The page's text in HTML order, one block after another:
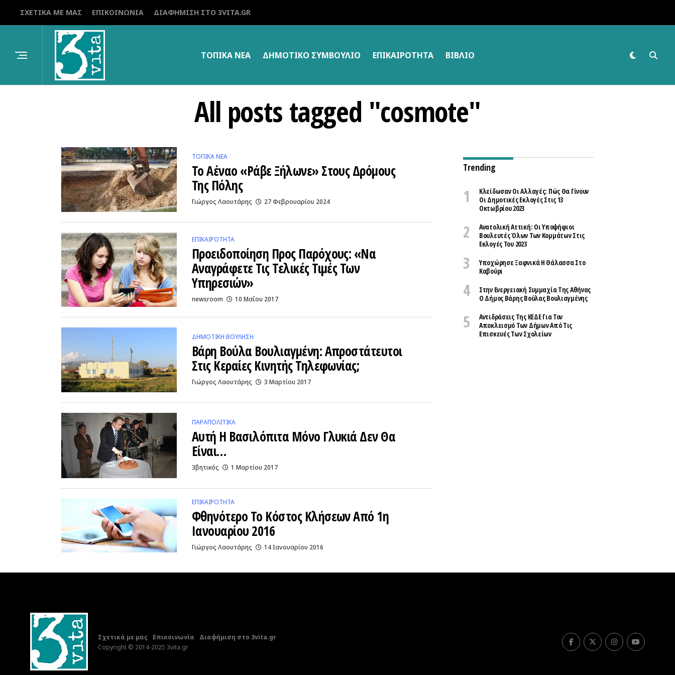
ΣΧΕΤΙΚΆ ΜΕ ΜΑΣ ΕΠΙΚΟΙΝΩΝΊΑ ΔΙΑΦΉΜΙΣΗ ΣΤΟ 3VITA.GR
ΤΟΠΙΚΑ ΝΕΑ ΔΗΜΟΤΙΚΌ ΣΥΜΒΟΎΛΙΟ ΕΠΙΚΑΙΡΌΤΗΤΑ ΒΙΒΛΊΟ
All posts tagged "cosmote"
ΤΟΠΙΚΑ ΝΕΑ
Το Αέναο «ράβε Ξήλωνε» Στους Δρόμους
Της Πόλης
Γιώργος Λαουτάρης 27 Φεβρουαρίου 2024
ΕΠΙΚΑΙΡΌΤΗΤΑ
Προειδοποίηση Προς Παρόχους: «να
Αναγράφετε Τις Τελικές Τιμές Των
Υπηρεσιών»
newsroom 10 Μαΐου 2017
ΔΗΜΟΤΙΚΉ ΒΟΎΛΗΣΗ
Βάρη Βούλα Βουλιαγμένη: Απροστάτευτοι
Στις Κεραίες Κινητής Τηλεφωνίας;
Γιώργος Λαουτάρης 3 Μαρτίου 2017
ΠΑΡΑΠΟΛΙΤΙΚΆ
Αυτή Η Βασιλόπιτα Μόνο Γλυκιά Δεν Θα
Είναι…
3βητικός 1 Μαρτίου 2017
ΕΠΙΚΑΙΡΌΤΗΤΑ
Φθηνότερο Το Κόστος Κλήσεων Από 1η
Ιανουαρίου 2016
Γιώργος Λαουτάρης 14 Ιανουαρίου 2016
Trending
Κλείδωσαν Οι Αλλαγές: Πώς Θα Γίνουν
Οι Δημοτικές Εκλογές Στις 13
Οκτωβρίου 2023
Ανατολική Αττική: Οι Υποψήφιοι
Βουλευτές Όλων Των Κομμάτων Στις
Εκλογές Του 2023
Υποχώρησε Ξαφνικά Η Θάλασσα Στο
Καβούρι
Στην Ενεργειακή Συμμαχία Της Αθήνας
Ο Δήμος Βάρης Βούλας Βουλιαγμένης
Αντιδράσεις Της ΚΕΔΕ Για Τον
Αποκλεισμό Των Δήμων Από Τις
Επισκευές Των Σχολείων
Σχετικά με μας Επικοινωνία
Διαφήμιση στο 3vita.gr
Copyright © 2014-2025 3vita.gr